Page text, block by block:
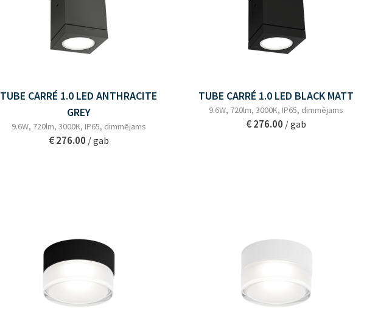
TUBE CARRÉ 1.0 LED ANTHRACITE
GREY
9.6W, 720lm, 3000K, IP65, dimmējams
€ 276.00 / gab
TUBE CARRÉ 1.0 LED BLACK MATT
9.6W, 720lm, 3000K, IP65, dimmējams
€ 276.00 / gab